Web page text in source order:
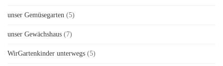
unser Gemüsegarten (5)
unser Gewächshaus (7)
WirGartenkinder unterwegs (5)